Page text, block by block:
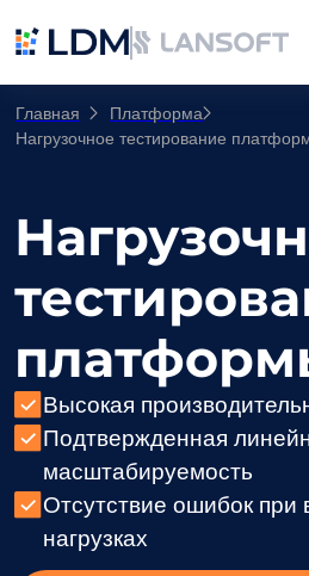
Нагрузочное тестирование платформы LDM
платформы
Высокая производительность
Подтвержденная линейная
масштабируемость
Отсутствие ошибок при
нагрузках
Получить отчет